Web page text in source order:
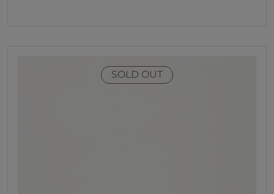
SOLD OUT